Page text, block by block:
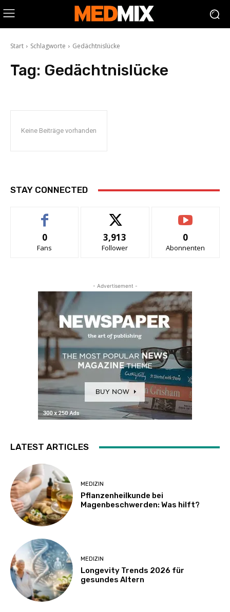
Start Schlagworte Gedächtnislücke
Tag: Gedächtnislücke
Keine Beiträge vorhanden
STAY CONNECTED
0
Fans
3,913
Follower
0
Abonnenten
- Advertisement -
LATEST ARTICLES
MEDIZIN
Pflanzenheilkunde bei
Magenbeschwerden: Was hilft?
MEDIZIN
Longevity Trends 2026 für
gesundes Altern